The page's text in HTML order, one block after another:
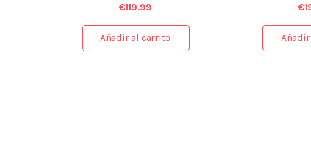
€119.99
Añadir al carrito
€